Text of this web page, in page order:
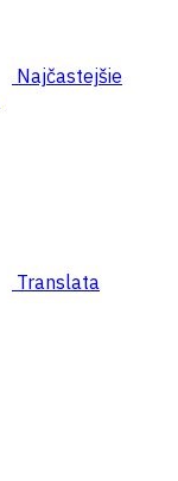
Najčastejšie
Translata